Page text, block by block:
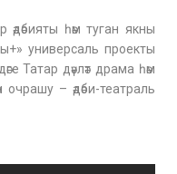
һәм туган якны
универсаль проекты
Татар дәүләт драма һәм
– әдәби-театраль